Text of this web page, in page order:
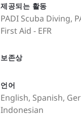
제공되는 활동
PADI Scuba Diving,
First Aid - EFR
보존상
언어
English, Spanish,
Indonesian